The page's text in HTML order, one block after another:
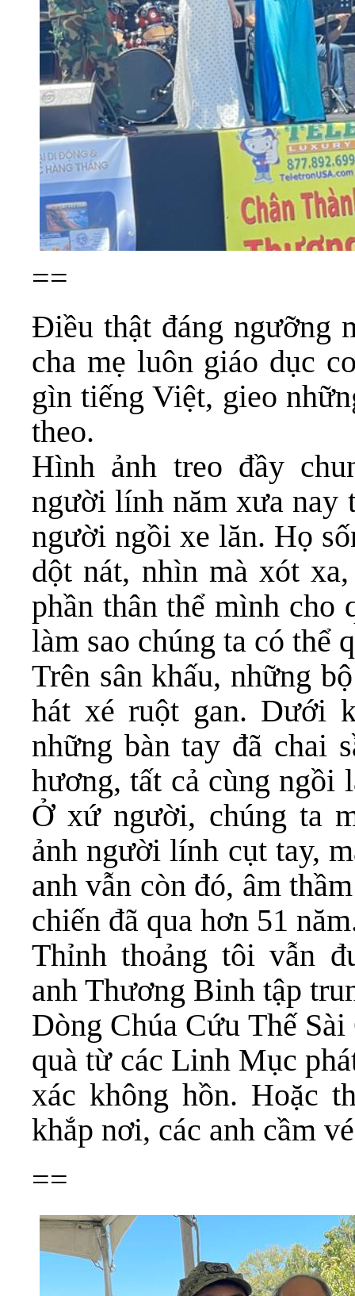
==
Điều thật đáng ngưỡng
cha mẹ luôn giáo dục
gìn tiếng Việt, gieo
theo.
Hình ảnh treo đầy
người lính năm xưa nay
người ngồi xe lăn. Họ
dột nát, nhìn mà xót
phần thân thể mình cho
làm sao chúng ta có thể
Trên sân khấu, những
hát xé ruột gan. Dưới
những bàn tay đã chai
hương, tất cả cùng ngồi
Ở xứ người, chúng ta
ảnh người lính cụt tay,
anh vẫn còn đó, âm
chiến đã qua hơn 51
Thỉnh thoảng tôi vẫn
anh Thương Binh tập
Dòng Chúa Cứu Thế
quà từ các Linh Mục
xác không hồn. Hoặc
khắp nơi, các anh cầm
==